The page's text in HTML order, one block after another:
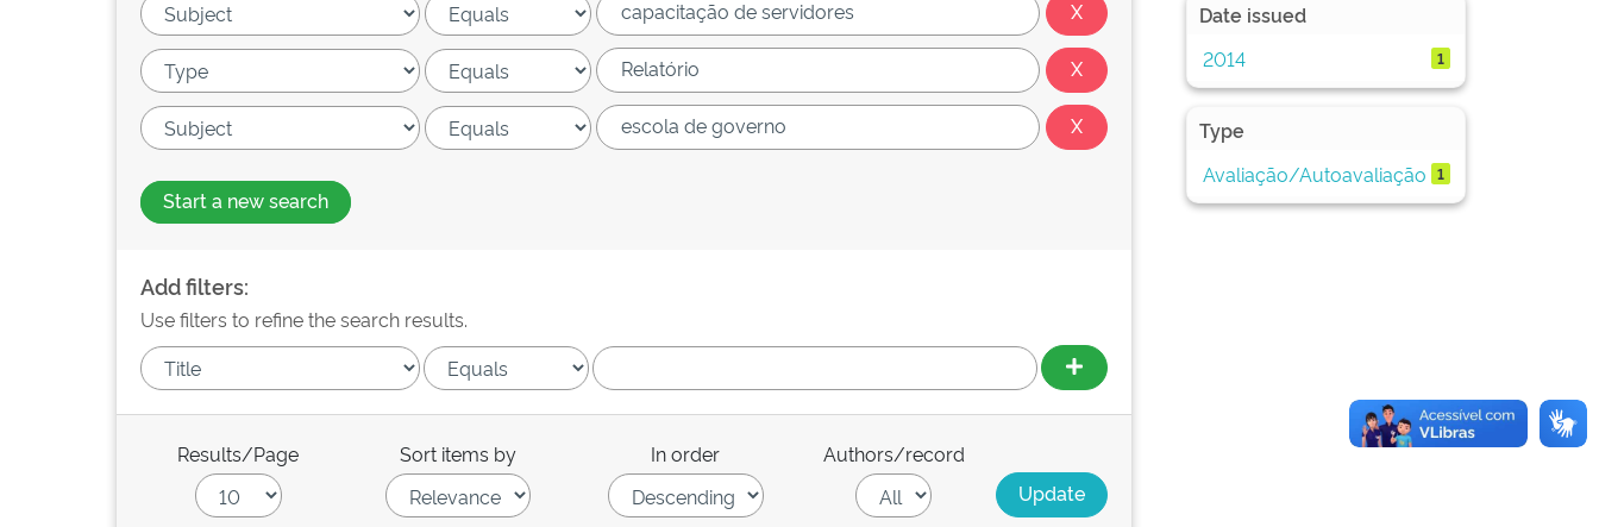
Start a new search
Add filters:
Use filters to refine the search results.
Results/Page Sort items by In order Authors/record
Date issued
2014
1
Type
Avaliação/Autoavaliação 1